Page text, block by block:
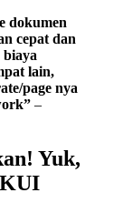
dokumen
cepat dan
lain,
page nya
–
Yuk,